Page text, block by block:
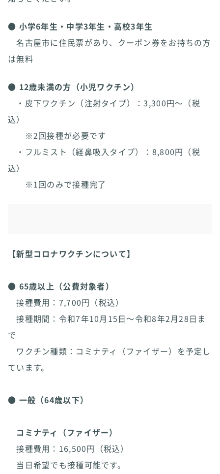
● 小学6年生・中学3年生・高校3年生
名古屋市に住民票があり、クーポン券をお持ちの方
は無料
● 12歳未満の方（小児ワクチン）
・皮下ワクチン（注射タイプ）：3,300円～（税
込）
※2回接種が必要です
・フルミスト（経鼻吸入タイプ）：8,800円（税
込）
※1回のみで接種完了
【新型コロナワクチンについて】
● 65歳以上（公費対象者）
接種費用：7,700円（税込）
接種期間：令和7年10月15日～令和8年2月28日ま
で
ワクチン種類：コミナティ（ファイザー）を予定し
ています。
● 一般（64歳以下）
コミナティ（ファイザー）
接種費用：16,500円（税込）
当日希望でも接種可能です。